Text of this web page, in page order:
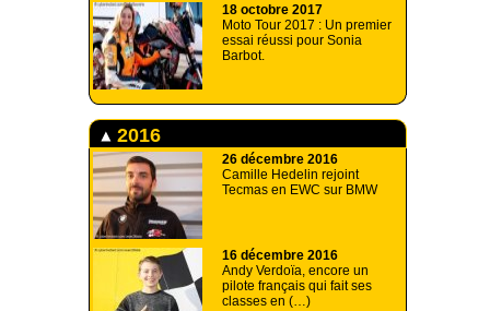
18 octobre 2017
Moto Tour 2017 : Un premier
essai réussi pour Sonia
Barbot.
2016
26 décembre 2016
Camille Hedelin rejoint
Tecmas en EWC sur BMW
16 décembre 2016
Andy Verdoïa, encore un
pilote français qui fait ses
classes en (…)